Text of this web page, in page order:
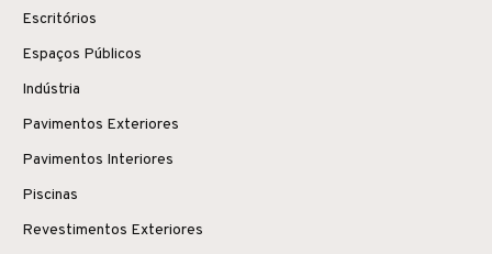
Escritórios
Espaços Públicos
Indústria
Pavimentos Exteriores
Pavimentos Interiores
Piscinas
Revestimentos Exteriores